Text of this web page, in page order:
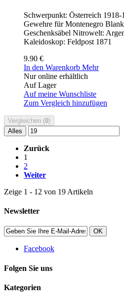
Schwerpunkt: Österreich
Gewehre für Montenegro
Geschenksäbel Nitrowelt:
Kaleidoskop: Feldpost 1871
9.90 €
In den Warenkorb Mehr
Nur online erhältlich
Auf Lager
Auf meine Wunschliste
Zum Vergleich hinzufügen
Vergleichen (0)
Alles
Zurück
1
2
Weiter
Zeige 1 - 12 von 19 Artikeln
Newsletter
OK
Facebook
Folgen Sie uns
Kategorien